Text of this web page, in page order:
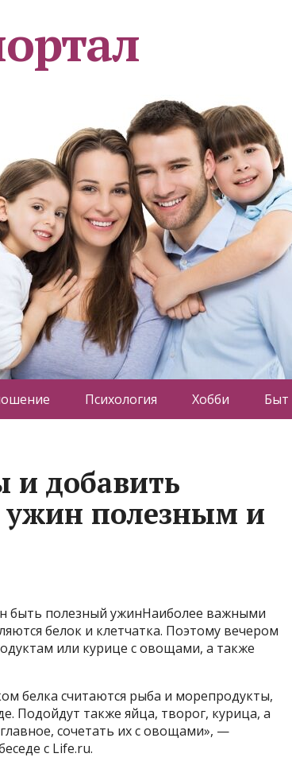
Психология Хобби Быт
и добавить
ужин полезным и
быть полезный ужинНаиболее важными
белок и клетчатка. Поэтому вечером
или курице с овощами, а также
белка считаются рыба и морепродукты,
Подойдут также яйца, творог, курица, а
сочетать их с овощами», —
с Life.ru.